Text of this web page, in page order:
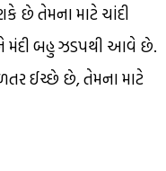
છે તેમના માટે ચાંદી
મંદી બહુ ઝડપથી આવે છે.
ઈચ્છે છે, તેમના માટે